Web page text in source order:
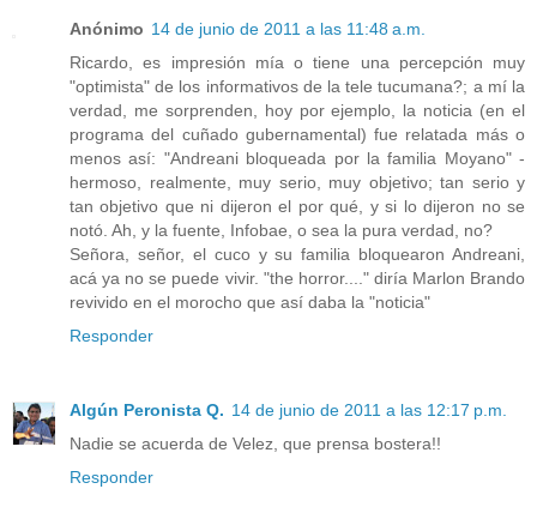
Anónimo 14 de junio de 2011 a las 11:48 a.m.
Ricardo, es impresión mía o tiene una percepción muy
"optimista" de los informativos de la tele tucumana?; a mí la
verdad, me sorprenden, hoy por ejemplo, la noticia (en el
programa del cuñado gubernamental) fue relatada más o
menos así: "Andreani bloqueada por la familia Moyano" -
hermoso, realmente, muy serio, muy objetivo; tan serio y
tan objetivo que ni dijeron el por qué, y si lo dijeron no se
notó. Ah, y la fuente, Infobae, o sea la pura verdad, no?
Señora, señor, el cuco y su familia bloquearon Andreani,
acá ya no se puede vivir. "the horror...." diría Marlon Brando
revivido en el morocho que así daba la "noticia"
Responder
Algún Peronista Q. 14 de junio de 2011 a las 12:17 p.m.
Nadie se acuerda de Velez, que prensa bostera!!
Responder